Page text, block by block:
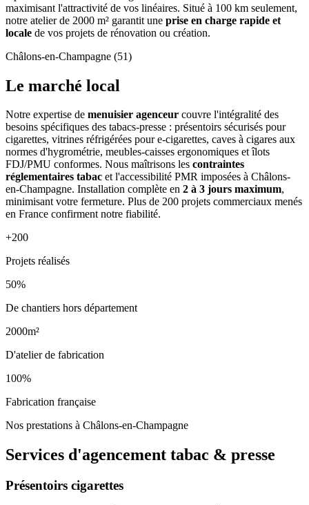
maximisant l'attractivité de vos linéaires. Situé à 100 km seulement,
notre atelier de 2000 m² garantit une prise en charge rapide et
locale de vos projets de rénovation ou création.
Châlons-en-Champagne (51)
Le marché local
Notre expertise de menuisier agenceur couvre l'intégralité des
besoins spécifiques des tabacs-presse : présentoirs sécurisés pour
cigarettes, vitrines réfrigérées pour e-cigarettes, caves à cigares aux
normes d'hygrométrie, meubles-caisses ergonomiques et îlots
FDJ/PMU conformes. Nous maîtrisons les contraintes
réglementaires tabac et l'accessibilité PMR imposées à Châlons-
en-Champagne. Installation complète en 2 à 3 jours maximum,
minimisant votre fermeture. Plus de 200 projets commerciaux menés
en France confirment notre fiabilité.
+200
Projets réalisés
50%
De chantiers hors département
2000m²
D'atelier de fabrication
100%
Fabrication française
Nos prestations à Châlons-en-Champagne
Services d'agencement tabac & presse
Présentoirs cigarettes